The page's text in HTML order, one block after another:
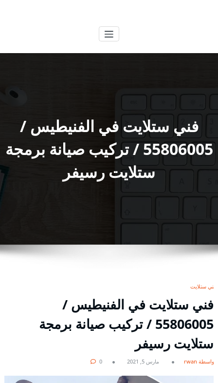
فني ستلايت في الفنيطيس /
55806005 / تركيب صيانة برمجة
ستلايت رسيفر
فني ستلايت
فني ستلايت في الفنيطيس /
55806005 / تركيب صيانة برمجة
ستلايت رسيفر
بواسطة rwan مارس 5, 2021 0